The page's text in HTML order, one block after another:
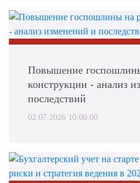
Повышение
конструкции - анализ
последствий
02.07.2026 10:00:00